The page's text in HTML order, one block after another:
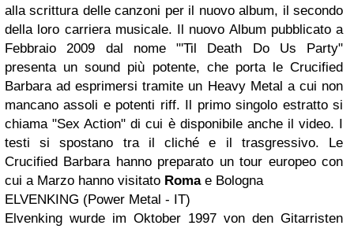
alla scrittura delle canzoni per il nuovo album, il secondo
della loro carriera musicale. Il nuovo Album pubblicato a
Febbraio 2009 dal nome "'Til Death Do Us Party"
presenta un sound più potente, che porta le Crucified
Barbara ad esprimersi tramite un Heavy Metal a cui non
mancano assoli e potenti riff. Il primo singolo estratto si
chiama "Sex Action" di cui è disponibile anche il video. I
testi si spostano tra il cliché e il trasgressivo. Le
Crucified Barbara hanno preparato un tour europeo con
cui a Marzo hanno visitato Romae Bologna
ELVENKING (Power Metal - IT)
Elvenking wurde im Oktober 1997 von den Gitarristen